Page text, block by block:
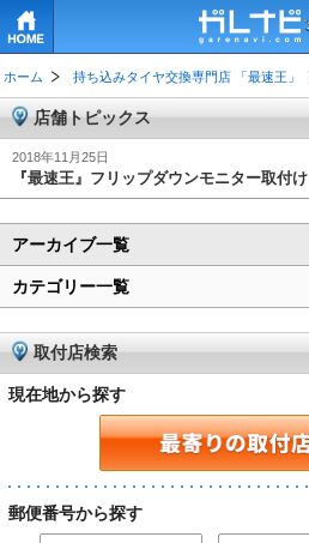
ホーム 持ち込みタイヤ交換専門店 「最速王」
店舗トピックス
2018年11月25日
『最速王』フリップダウンモニター取付け
アーカイブ一覧
カテゴリー一覧
取付店検索
現在地から探す
郵便番号から探す